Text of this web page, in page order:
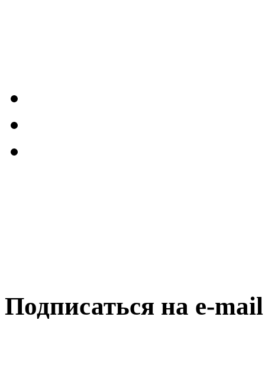
Подписаться на e-